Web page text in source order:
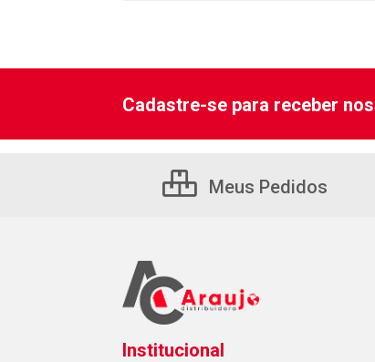
Cadastre-se para receber
Meus Pedidos
Institucional